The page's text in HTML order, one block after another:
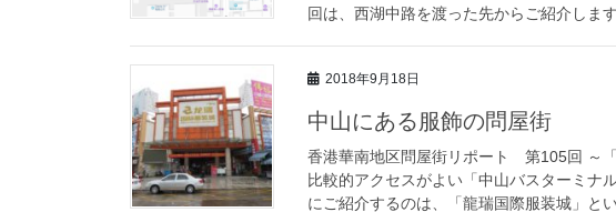
回は、西湖中路を渡った先からご紹介しま
2018年9月18日
中山にある服飾の問屋街
香港華南地区問屋街リポート 第105回 ～
比較的アクセスがよい「中山バスターミナ
にご紹介するのは、「龍瑞国際服装城」と